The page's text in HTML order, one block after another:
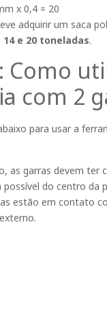
x 0,4 = 20
adquirir um saca
e 20 toneladas.
Como
com 2
para usar a
as garras devem ter
do centro da
estão em contato